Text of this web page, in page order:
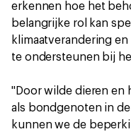
erkennen hoe het
belangrijke rol kan
klimaatverandering
te ondersteunen bij
"Door wilde dieren en
als bondgenoten in
kunnen we de